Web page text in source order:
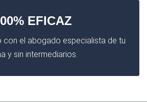
EFICAZ
el abogado especialista de tu
y sin intermediarios.